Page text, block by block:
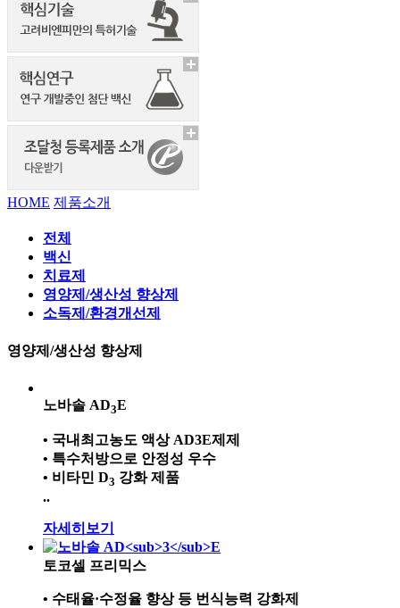
HOME 제품소개
전체
백신
치료제
영양제/생산성 향상제
소독제/환경개선제
영양제/생산성 향상제
노바솔 AD3E
• 국내최고농도 액상 AD3E제제
• 특수처방으로 안정성 우수
• 비타민 D3 강화 제품
..
자세히보기
토코셀 프리믹스
• 수태율·수정율 향상 등 번식능력 강화제